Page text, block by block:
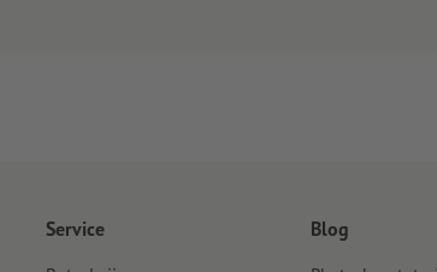
Service Blog